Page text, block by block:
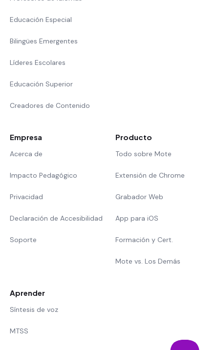
Educación Especial
Bilingües Emergentes
Líderes Escolares
Educación Superior
Creadores de Contenido
Empresa
Acerca de
Impacto Pedagógico
Privacidad
Declaración de Accesibilidad
Soporte
Producto
Todo sobre Mote
Extensión de Chrome
Grabador Web
App para iOS
Formación y Cert.
Mote vs. Los Demás
Aprender
Síntesis de voz
MTSS